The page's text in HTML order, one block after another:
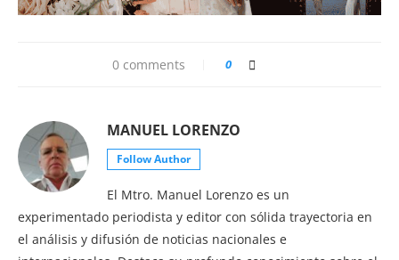
0 comments 0
MANUEL LORENZO
Follow Author
El Mtro. Manuel Lorenzo es un
experimentado periodista y editor con sólida trayectoria en
el análisis y difusión de noticias nacionales e